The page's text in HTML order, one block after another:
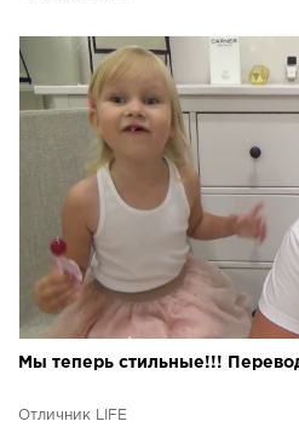
Мы теперь стильные!!!
Отличник LIFE